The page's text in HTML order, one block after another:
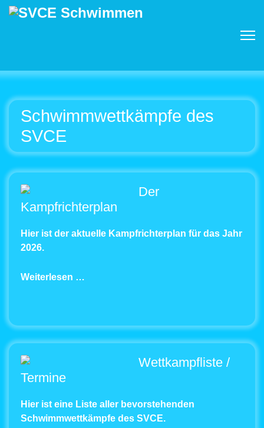
Schwimmwettkämpfe des
SVCE
Der
Kampfrichterplan
Hier ist der aktuelle Kampfrichterplan für das Jahr
2026.
Weiterlesen …
Wettkampfliste /
Termine
Hier ist eine Liste aller bevorstehenden
Schwimmwettkämpfe des SVCE.